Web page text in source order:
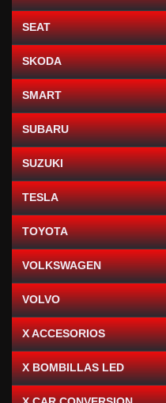
SEAT
SKODA
SMART
SUBARU
SUZUKI
TESLA
TOYOTA
VOLKSWAGEN
VOLVO
X ACCESORIOS
X BOMBILLAS LED